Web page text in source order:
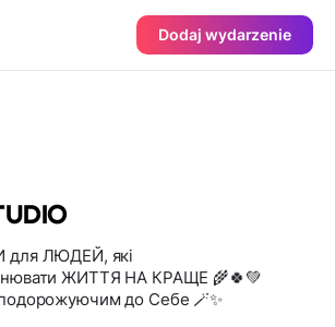
Dodaj wydarzenie
для ЛЮДЕЙ, які
ЖИТТЯ НА КРАЩЕ 🌾🍀💚
до Себе 🪄✨